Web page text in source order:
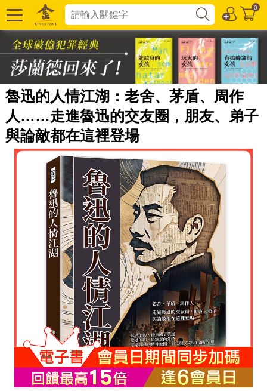
0
魯迅的人情江湖：老舍、茅盾、周作
人……走進魯迅的交友圈，朋友、弟子
與論敵都在這裡登場